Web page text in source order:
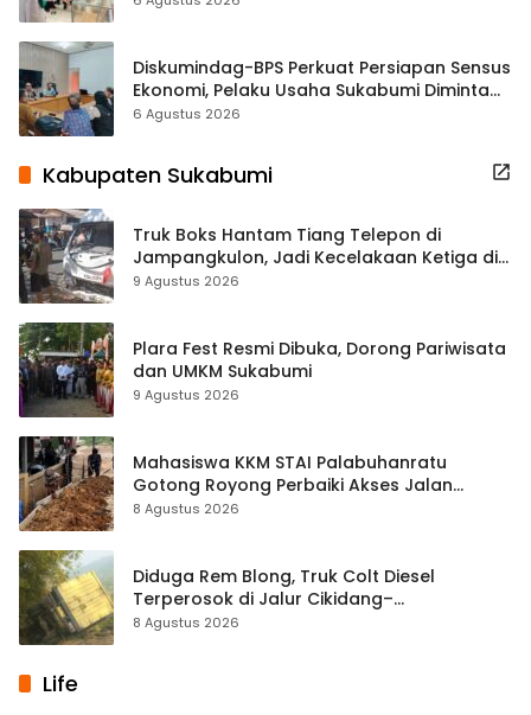
Diskumindag-BPS Perkuat Persiapan Sensus
Ekonomi, Pelaku Usaha Sukabumi Diminta
Terbuka Beri Data
6 Agustus 2026
Kabupaten Sukabumi
Truk Boks Hantam Tiang Telepon di
Jampangkulon, Jadi Kecelakaan Ketiga di
Titik yang Sama
9 Agustus 2026
Plara Fest Resmi Dibuka, Dorong Pariwisata
dan UMKM Sukabumi
9 Agustus 2026
Mahasiswa KKM STAI Palabuhanratu
Gotong Royong Perbaiki Akses Jalan
Majelis Ta’lim di Sagaranten
8 Agustus 2026
Diduga Rem Blong, Truk Colt Diesel
Terperosok di Jalur Cikidang–
Palabuhanratu
8 Agustus 2026
Life